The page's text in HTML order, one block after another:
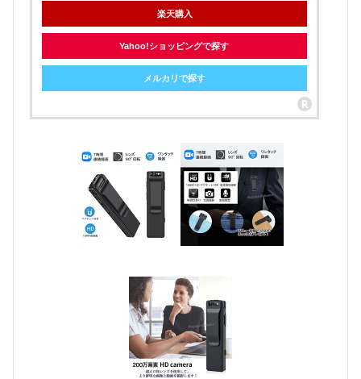
楽天購入
Yahoo!ショッピングで探す
メルカリで探す